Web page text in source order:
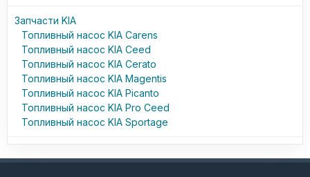
Запчасти KIA
Топливный насос KIA Carens
Топливный насос KIA Ceed
Топливный насос KIA Cerato
Топливный насос KIA Magentis
Топливный насос KIA Picanto
Топливный насос KIA Pro Ceed
Топливный насос KIA Sportage